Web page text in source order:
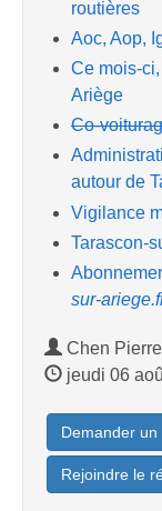
routières
Aoc, Aop,
Ce mois-
Ariège
Co-
autour de
Vigilance
Tarascon-
sur-
Chen Pierre
jeudi 06
Demander un
Rejoindre le